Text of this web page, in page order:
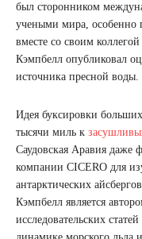
был сторонником
учеными мира, особенно
вместе со своим
Кэмпбелл опубликовал
источника пресной воды.
Идея буксировки
тысячи миль к
Саудовская Аравия даже
компании CICERO для
антарктических
Кэмпбелл является
исследовательских